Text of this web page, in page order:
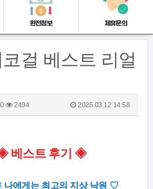
환전정보 제휴문의
걸 베스트 리얼
2494 2025.03.12 14:58
베스트 후기 ◈
에게는 최고의 지상 낙원 ♡